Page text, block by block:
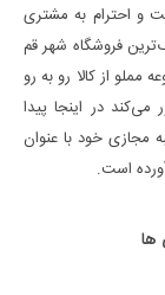
و احترام به مشتری
فروشگاه شهر قم
از کالا رو به رو
در اینجا پیدا
مجازی خود با عنوان
است.
ها